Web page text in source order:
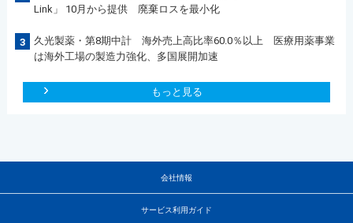
Link」 10月から提供 廃棄ロスを最小化
3
久光製薬・第8期中計 海外売上高比率60.0％以上 医療用薬事業
は海外工場の製造力強化、多国展開加速
もっと見る
会社情報
サービス利用ガイド